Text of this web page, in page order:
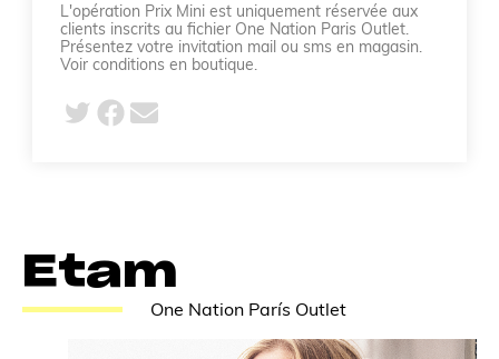
L'opération Prix Mini est uniquement réservée aux
clients inscrits au fichier One Nation Paris Outlet.
Présentez votre invitation mail ou sms en magasin.
Voir conditions en boutique.
Etam
One Nation París Outlet